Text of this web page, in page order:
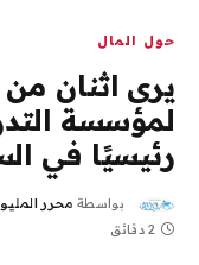
حول المال
يرى اثنان من
لمؤسسة
رئيسيًا في
بواسطة محرر
2 دقائق